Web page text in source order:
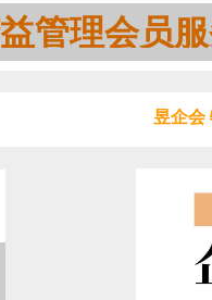
管理会员
昱企会